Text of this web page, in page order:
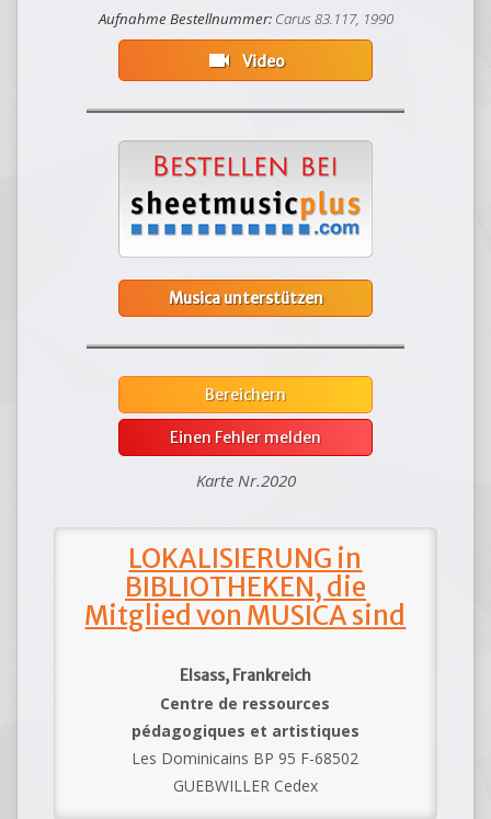
Aufnahme Bestellnummer:Carus 83.117, 1990
videocam Video
Musica unterstützen
Bereichern
Einen Fehler melden
Karte Nr.2020
LOKALISIERUNG in
BIBLIOTHEKEN, die
Mitglied von MUSICA sind
Elsass, Frankreich
Centre de ressources
pédagogiques et artistiques
Les Dominicains BP 95 F-68502
GUEBWILLER Cedex